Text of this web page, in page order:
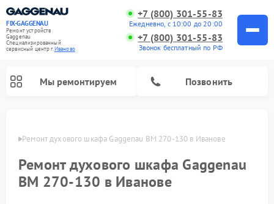
FIX-GAGGENAU
Ремонт устройств
Gaggenau
Специализированный
cервисный центр г.Иваново
+7 (800) 301-55-83
Ежедневно, с 10:00 до 20:00
+7 (800) 301-55-83
Звонок бесплатный по РФ
Мы ремонтируем Позвонить
Ремонт духового шкафа Gaggenau BM 270-130 в Иванове
Ремонт духового шкафа Gaggenau
BM 270-130 в Иванове